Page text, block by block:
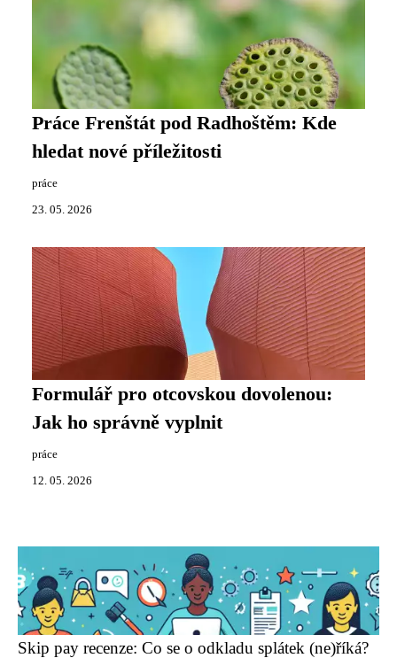
Práce Frenštát pod Radhoštěm: Kde
hledat nové příležitosti
práce
23. 05. 2026
Formulář pro otcovskou dovolenou:
Jak ho správně vyplnit
práce
12. 05. 2026
Skip pay recenze: Co se o odkladu splátek (ne)říká?